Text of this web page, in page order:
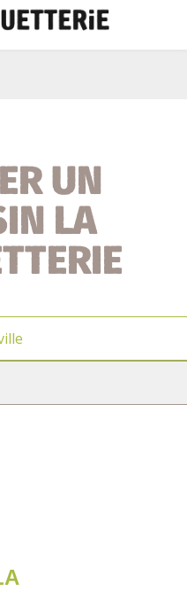
UN
LA